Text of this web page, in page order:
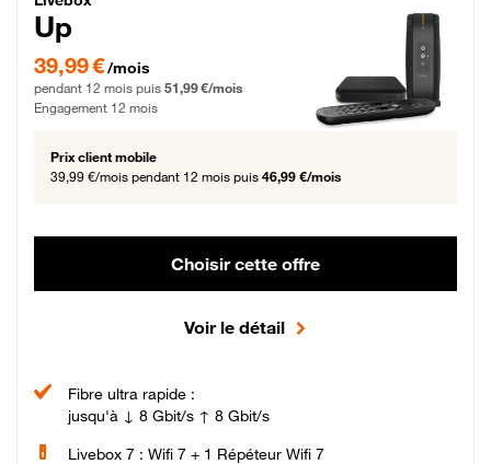
Up
39,99 € par mois pendant 12 mois puis 51,99 € par mois, Engagement 12 mois
39,99 €/mois
pendant 12 mois puis 51,99 €/mois
Engagement 12 mois
Prix client mobile
39,99 €/mois pendant 12 mois puis 46,99 €/mois
Choisir cette offre
Voir le détail
Fibre ultra rapide :
jusqu'à ↓ 8 Gbit/s ↑ 8 Gbit/s
Livebox 7 : Wifi 7 + 1 Répéteur Wifi 7